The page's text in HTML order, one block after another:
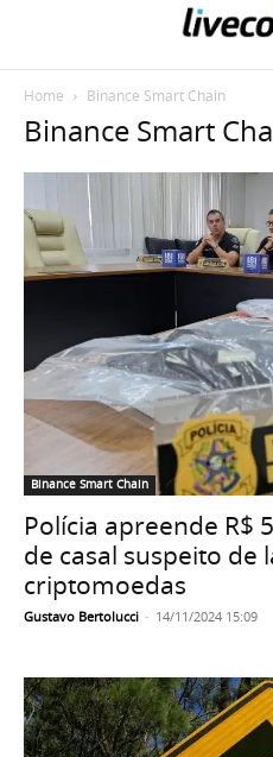
Home Binance Smart Chain
Binance Smart
Binance Smart Chain
Polícia apreende R$
de casal suspeito de
criptomoedas
Gustavo Bertolucci - 14/11/2024 15:09